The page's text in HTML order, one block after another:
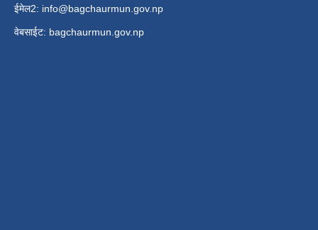
ईमेल2: info@bagchaurmun.gov.np
वे‍बसाईट: bagchaurmun.gov.np